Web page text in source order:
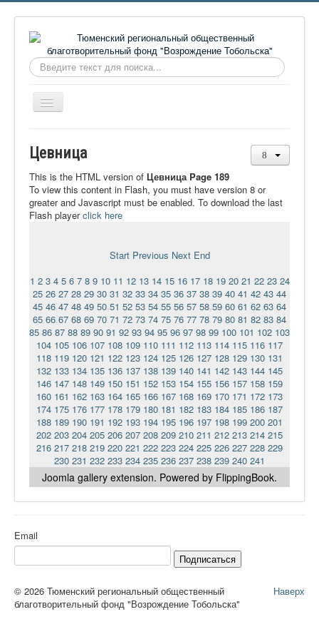
Искать...
Включить/
выключить
О фонде
Онлайн библиотека
Видеоматериалы
Сайт проекта Достоевский
Ермаковополе.рф
Цевница
This is the HTML version of Цевница Page 189
To view this content in Flash, you must have version 8 or
greater and Javascript must be enabled. To download the last
Flash playerclick here
Start Previous Next End
1 2 3 4 5 6 7 8 9 10 11 12 13 14 15 16 17 18 19 20 21 22 23 24
25 26 27 28 29 30 31 32 33 34 35 36 37 38 39 40 41 42 43 44
45 46 47 48 49 50 51 52 53 54 55 56 57 58 59 60 61 62 63 64
65 66 67 68 69 70 71 72 73 74 75 76 77 78 79 80 81 82 83 84
85 86 87 88 89 90 91 92 93 94 95 96 97 98 99 100 101 102 103
104 105 106 107 108 109 110 111 112 113 114 115 116 117
118 119 120 121 122 123 124 125 126 127 128 129 130 131
132 133 134 135 136 137 138 139 140 141 142 143 144 145
146 147 148 149 150 151 152 153 154 155 156 157 158 159
160 161 162 163 164 165 166 167 168 169 170 171 172 173
174 175 176 177 178 179 180 181 182 183 184 185 186 187
188 189 190 191 192 193 194 195 196 197 198 199 200 201
202 203 204 205 206 207 208 209 210 211 212 213 214 215
216 217 218 219 220 221 222 223 224 225 226 227 228 229
230 231 232 233 234 235 236 237 238 239 240 241
Joomla gallery extension. Powered by FlippingBook.
Email
Подписаться
Наверх
© 2026 Тюменский региональный общественный
благотворительный фонд "Возрождение Тобольска"